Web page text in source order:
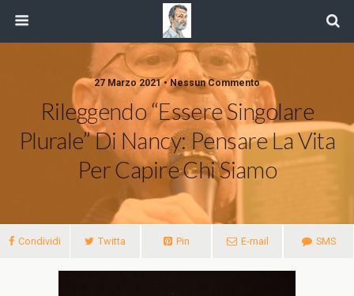
27 Marzo 2021 • Nessun Commento
Rileggendo “Essere Singolare
Plurale” Di Nancy: Pensare La Vita
Per Capire Chi Siamo
Condividi Twitta Pin E-mail SMS